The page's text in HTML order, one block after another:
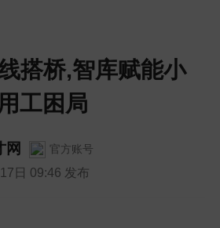
搭桥,智库赋能小
工困局
网 官方账号
日 09:46 发布